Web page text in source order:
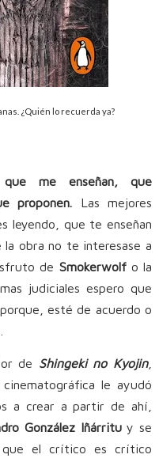
¿Quién lo recuerda ya?
me enseñan, que
proponen. Las mejores
leyendo, que te enseñan
obra no te interesase a
de Smokerwolfo la
judiciales espero que
esté de acuerdo o
de Shingeki no Kyojin,
le ayudó
a crear a partir de ahí,
González Iñárrituy se
el crítico es crítico